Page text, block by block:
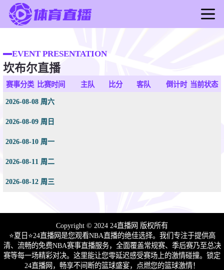
足球直播
篮球直播
足球录像
篮球新闻
EVENT PRESENTATION
坎布尔直播
赛事分类 比赛时间 主队 比分 客队 倒计时 当前状态
2026-08-08 周六
2026-08-09 周日
2026-08-10 周一
2026-08-11 周二
2026-08-12 周三
Copyright © 2024 24直播网 版权所有
⭐️夏日⭐24直播网是您观看NBA直播的绝佳选择。我们专注于提供高
清、流畅的免费NBA赛事直播服务，全面覆盖常规赛、季后赛乃至总决
赛等每一场精彩对决。这里能让您零延迟感受赛场上的激情碰撞。锁定
24直播网，畅享不间断的篮球盛宴，点燃您的篮球激情！